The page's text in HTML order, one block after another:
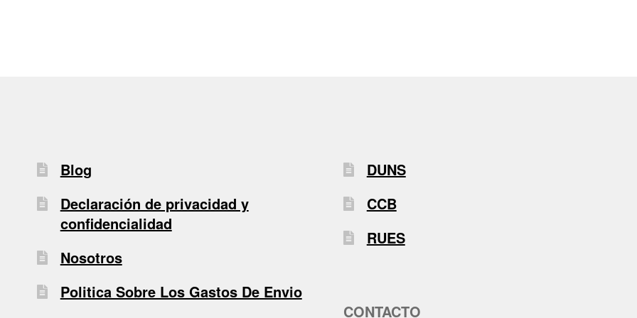
Blog
Declaración de privacidad y
confidencialidad
Nosotros
Politica Sobre Los Gastos De Envio
DUNS
CCB
RUES
CONTACTO